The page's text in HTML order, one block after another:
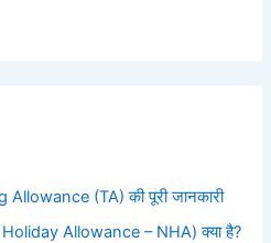
Allowance (TA) की पूरी जानकारी
Holiday Allowance – NHA) क्या है?